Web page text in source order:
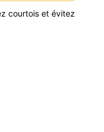
courtois et évitez